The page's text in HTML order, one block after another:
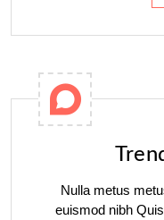
Nulla metus
euismod nibh